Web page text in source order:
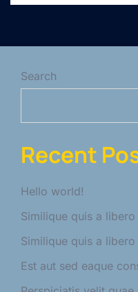
Search
Recent
Hello world!
Similique quis a
Similique quis a
Est aut sed eaque